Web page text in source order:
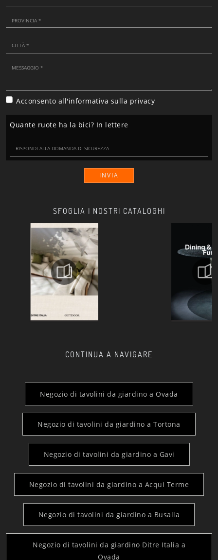
SFOGLIA I NOSTRI CATALOGHI
CONTINUA A NAVIGARE
Negozio di tavolini da giardino a Ovada
Negozio di tavolini da giardino a Tortona
Negozio di tavolini da giardino a Gavi
Negozio di tavolini da giardino a Acqui Terme
Negozio di tavolini da giardino a Busalla
Negozio di tavolini da giardino Ditre Italia a
Ovada
Acconsento all'informativa sulla privacy
Quante ruote ha la bici? In lettere
INVIA